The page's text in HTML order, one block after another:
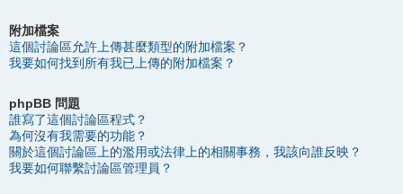
附加檔案
這個討論區允許上傳甚麼類型的附加檔案？
我要如何找到所有我已上傳的附加檔案？
phpBB 問題
誰寫了這個討論區程式？
為何沒有我需要的功能？
關於這個討論區上的濫用或法律上的相關事務，我該向誰反映？
我要如何聯繫討論區管理員？